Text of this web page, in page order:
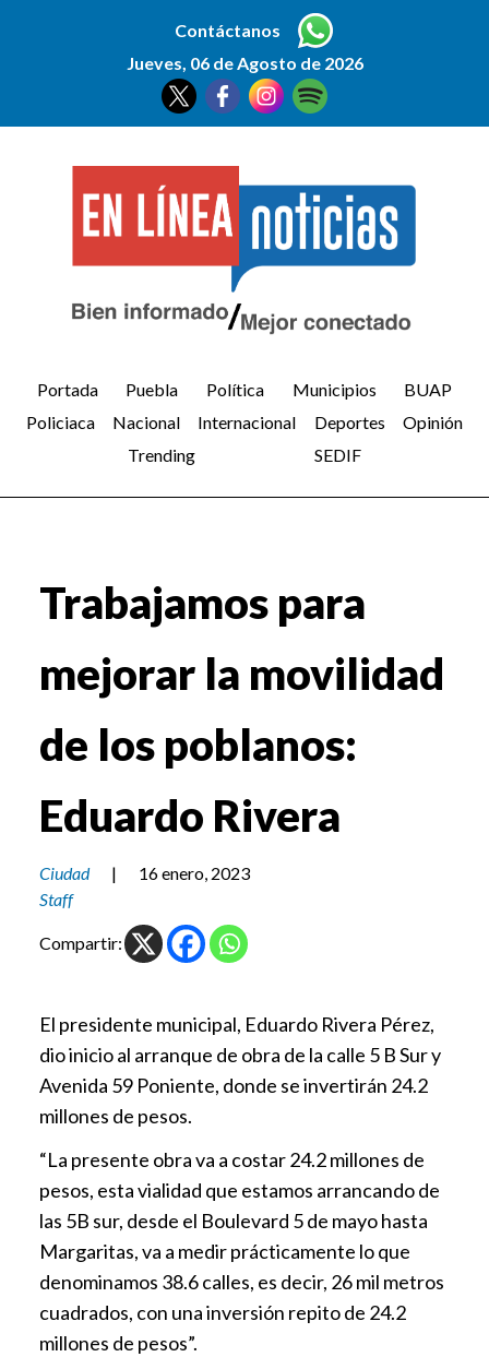
Contáctanos
Jueves, 06 de Agosto de 2026
Portada Puebla Política Municipios
BUAP
Policiaca
Nacional Internacional Deportes
Opinión
Trending
SEDIF
Trabajamos para
mejorar la movilidad
de los poblanos:
Eduardo Rivera
Ciudad |
16 enero, 2023
Staff
Compartir:
El presidente municipal, Eduardo Rivera Pérez,
dio inicio al arranque de obra de la calle 5 B Sur y
Avenida 59 Poniente, donde se invertirán 24.2
millones de pesos.
“La presente obra va a costar 24.2 millones de
pesos, esta vialidad que estamos arrancando de
las 5B sur, desde el Boulevard 5 de mayo hasta
Margaritas, va a medir prácticamente lo que
denominamos 38.6 calles, es decir, 26 mil metros
cuadrados, con una inversión repito de 24.2
millones de pesos”.